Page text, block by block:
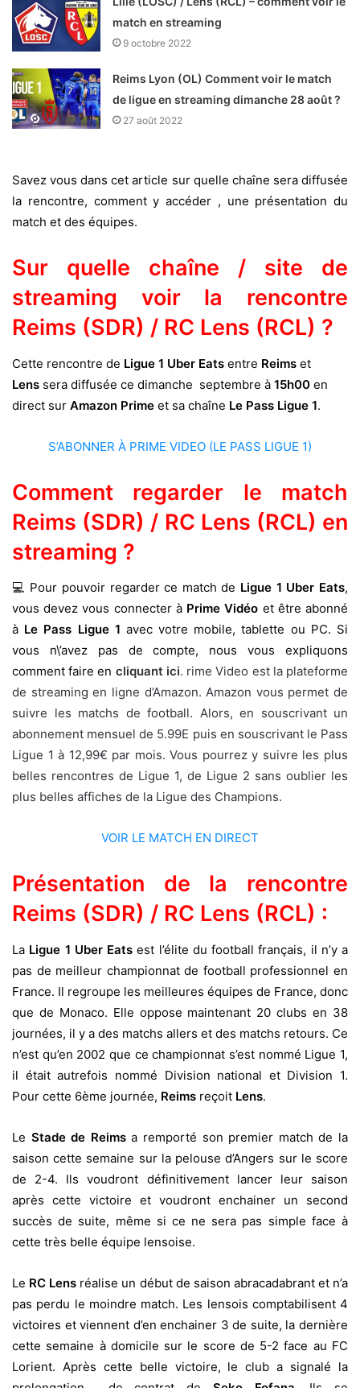
match en streaming
9 octobre 2022
Reims Lyon (OL) Comment voir le match
de ligue en streaming dimanche 28 août ?
27 août 2022
Savez vous dans cet article sur quelle chaîne sera diffusée
la rencontre, comment y accéder , une présentation du
match et des équipes.
Sur quelle chaîne / site de
streaming voir la rencontre
Reims (SDR) / RC Lens (RCL) ?
Cette rencontre de Ligue 1 Uber Eats entre Reims et
Lens sera diffusée ce dimanche septembre à 15h00 en
direct sur Amazon Prime et sa chaîne Le Pass Ligue 1.
S’ABONNER À PRIME VIDEO (LE PASS LIGUE 1)
Comment regarder le match
Reims (SDR) / RC Lens (RCL) en
streaming ?
💻 Pour pouvoir regarder ce match de Ligue 1 Uber Eats,
vous devez vous connecter à Prime Vidéo et être abonné
à Le Pass Ligue 1 avec votre mobile, tablette ou PC. Si
vous n\’avez pas de compte, nous vous expliquons
comment faire en cliquant ici. rime Video est la plateforme
de streaming en ligne d’Amazon. Amazon vous permet de
suivre les matchs de football. Alors, en souscrivant un
abonnement mensuel de 5.99E puis en souscrivant le Pass
Ligue 1 à 12,99€ par mois. Vous pourrez y suivre les plus
belles rencontres de Ligue 1, de Ligue 2 sans oublier les
plus belles affiches de la Ligue des Champions.
VOIR LE MATCH EN DIRECT
Présentation de la rencontre
Reims (SDR) / RC Lens (RCL) :
La Ligue 1 Uber Eats est l’élite du football français, il n’y a
pas de meilleur championnat de football professionnel en
France. Il regroupe les meilleures équipes de France, donc
que de Monaco. Elle oppose maintenant 20 clubs en 38
journées, il y a des matchs allers et des matchs retours. Ce
n’est qu’en 2002 que ce championnat s’est nommé Ligue 1,
il était autrefois nommé Division national et Division 1.
Pour cette 6ème journée, Reims reçoit Lens.
Le Stade de Reimsa remporté son premier match de la
saison cette semaine sur la pelouse d’Angers sur le score
de 2-4. Ils voudront définitivement lancer leur saison
après cette victoire et voudront enchainer un second
succès de suite, même si ce ne sera pas simple face à
cette très belle équipe lensoise.
Le RC Lens réalise un début de saison abracadabrant et n’a
pas perdu le moindre match. Les lensois comptabilisent 4
victoires et viennent d’en enchainer 3 de suite, la dernière
cette semaine à domicile sur le score de 5-2 face au FC
Lorient. Après cette belle victoire, le club a signalé la